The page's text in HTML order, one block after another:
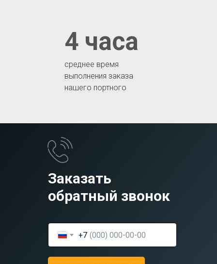
среднее время
выполнения заказа
нашего портного
4 часа
Заказать
обратный звонок
+7